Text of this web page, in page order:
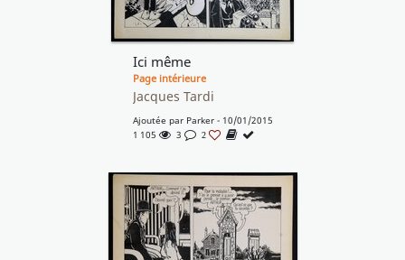
Ici même
Page intérieure
Jacques Tardi
Ajoutée par Parker- 10/01/2015
1 105
3 2